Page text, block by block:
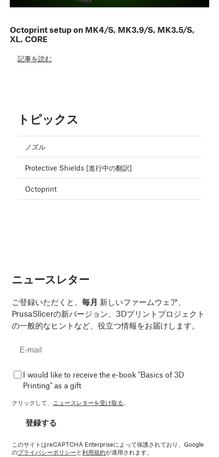
Octoprint setup on MK4/S, MK3.9/S, MK3.5/S,
XL, CORE
記事を読む
トピックス
ノズル
Protective Shields [進行中の翻訳]
Octoprint
ニュースレター
ご登録いただくと、 毎月 新しいファームウェア、
PrusaSlicerの新バージョン、3Dプリントプロジェクト
の一般的なヒントなど、役立つ情報をお届けします。
I would like to receive the e-book "Basics of 3D
Printing" as a gift
クリックして、 ニュースレターを受け取る。
登録する
このサイトはreCAPTCHA Enterpriseによって保護されており、Google
のプライバシーポリシーと利用規約が適用されます。